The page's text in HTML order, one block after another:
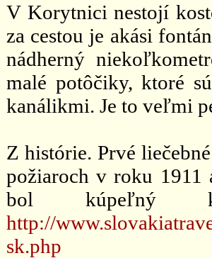
V Korytnici nestojí
za cestou je akási
nádherný
malé potôčiky, ktoré
kanálikmi. Je to veľmi
Z histórie. Prvé
požiaroch v roku 1911
bol kúpeľný
http://
sk.php